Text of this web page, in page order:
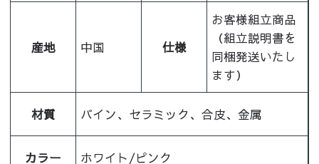
産地 中国 仕様
お客様組立商品
（組立説明書を
同梱発送いたし
ます）
材質 パイン、セラミック、合皮、金属
カラー ホワイト/ピンク